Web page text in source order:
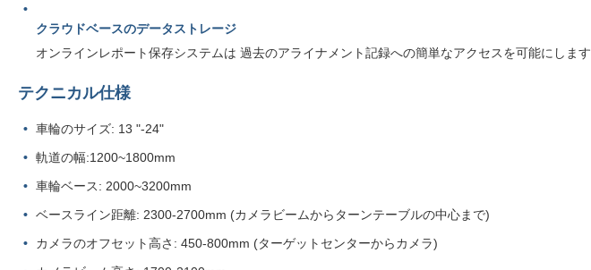
クラウドベースのデータストレージ
オンラインレポート保存システムは 過去のアライナメント記録への簡単なアクセスを可能にします
テクニカル仕様
車輪のサイズ: 13 "-24"
軌道の幅:1200~1800mm
車輪ベース: 2000~3200mm
ベースライン距離: 2300-2700mm (カメラビームからターンテーブルの中心まで)
カメラのオフセット高さ: 450-800mm (ターゲットセンターからカメラ)